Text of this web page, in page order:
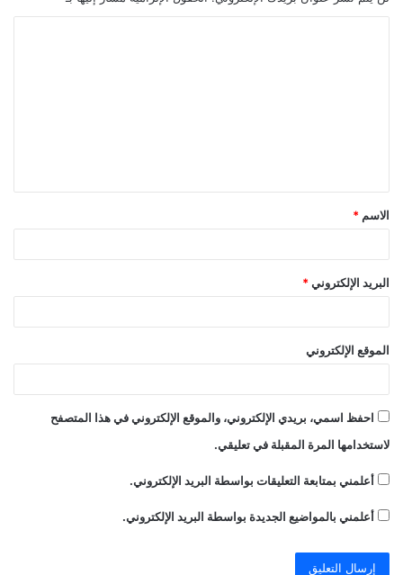
ق
*
الاسم *
البريد الإلكتروني *
الموقع الإلكتروني
احفظ اسمي، بريدي الإلكتروني، والموقع الإلكتروني في هذا المتصفح
لاستخدامها المرة المقبلة في تعليقي.
أعلمني بمتابعة التعليقات بواسطة البريد الإلكتروني.
أعلمني بالمواضيع الجديدة بواسطة البريد الإلكتروني.